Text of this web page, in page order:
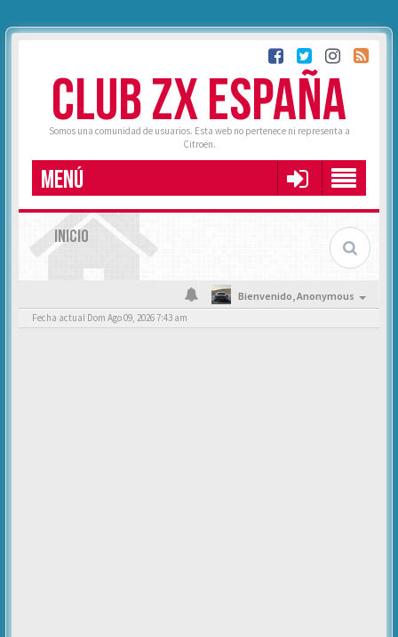
CLUB ZX ESPAÑA
Somos una comunidad de usuarios. Esta web no pertenece ni representa a
Citroën.
MENÚ
INICIO
Bienvenido,Anonymous
Fecha actual Dom Ago 09, 2026 7:43 am